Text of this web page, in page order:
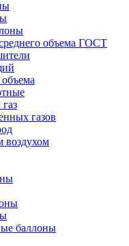
объема ГОСТ
газов
воздухом
баллоны